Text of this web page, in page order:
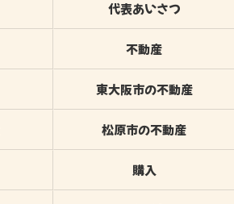
代表あいさつ
不動産
東大阪市の不動産
松原市の不動産
購入